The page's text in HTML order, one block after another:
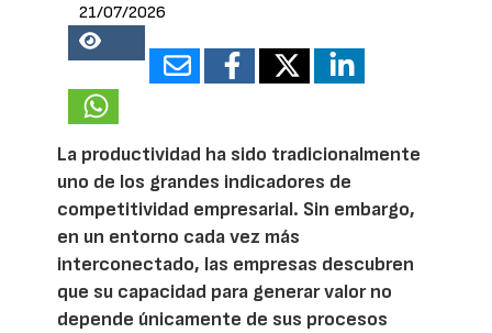
21/07/2026
18037
La productividad ha sido tradicionalmente
uno de los grandes indicadores de
competitividad empresarial. Sin embargo,
en un entorno cada vez más
interconectado, las empresas descubren
que su capacidad para generar valor no
depende únicamente de sus procesos